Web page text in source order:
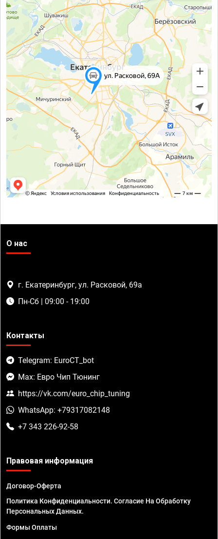
О нас
г. Екатеринбург, ул. Расковой, 69а
Пн-Сб | 09:00 - 19:00
Контакты
Telegram: EuroCT_bot
Max: Евро Чип Тюнинг
https://vk.com/euro_chip_tuning
WhatsApp: +79317082148
+7 343 226-92-58
Правовая информация
Договор-Оферта
Политика Конфиденциальности. Согласие На Обработку
Персональных Данных.
Формы Оплаты